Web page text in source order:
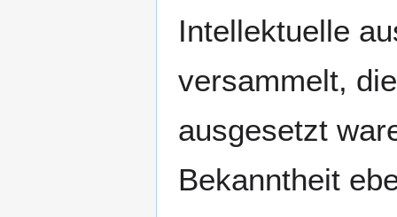
Intellektuelle
versammelt,
ausgesetzt
Bekanntheit